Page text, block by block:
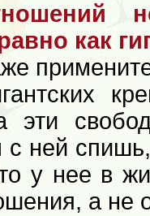
как
эти
ней
у нее в
а не